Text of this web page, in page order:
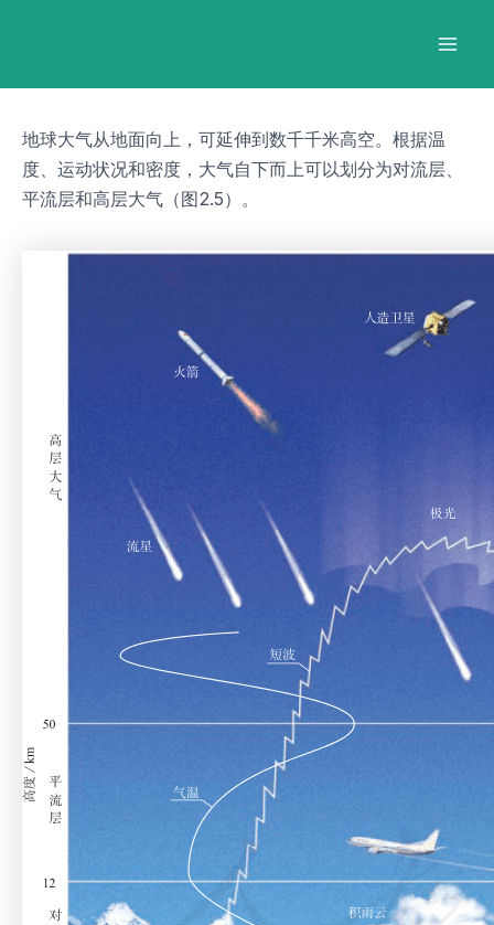
地球大气从地面向上，可延伸到数千千米高空。根据温
度、运动状况和密度，大气自下而上可以划分为对流层、
平流层和高层大气（图2.5）。